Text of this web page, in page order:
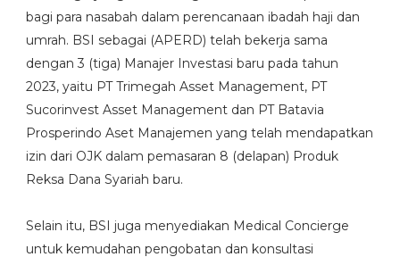
bagi para nasabah dalam perencanaan ibadah haji dan
umrah. BSI sebagai (APERD) telah bekerja sama
dengan 3 (tiga) Manajer Investasi baru pada tahun
2023, yaitu PT Trimegah Asset Management, PT
Sucorinvest Asset Management dan PT Batavia
Prosperindo Aset Manajemen yang telah mendapatkan
izin dari OJK dalam pemasaran 8 (delapan) Produk
Reksa Dana Syariah baru.
Selain itu, BSI juga menyediakan Medical Concierge
untuk kemudahan pengobatan dan konsultasi